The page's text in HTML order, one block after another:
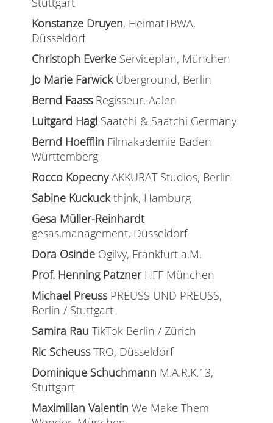
Konstanze Druyen, HeimatTBWA,
Düsseldorf
Christoph Everke Serviceplan, München
Jo Marie Farwick Überground, Berlin
Bernd FaassRegisseur, Aalen
Luitgard Hagl Saatchi & Saatchi Germany
Bernd Hoefflin Filmakademie Baden-
Württemberg
Rocco KopecnyAKKURAT Studios, Berlin
Sabine Kuckuckthjnk, Hamburg
Gesa Müller-Reinhardt
gesas.management, Düsseldorf
Dora Osinde Ogilvy, Frankfurt a.M.
Prof. Henning PatznerHFF München
Michael PreussPREUSS UND PREUSS,
Berlin / Stuttgart
Samira Rau TikTok Berlin / Zürich
Ric ScheussTRO, Düsseldorf
Dominique Schuchmann M.A.R.K.13,
Stuttgart
Maximilian Valentin We Make Them